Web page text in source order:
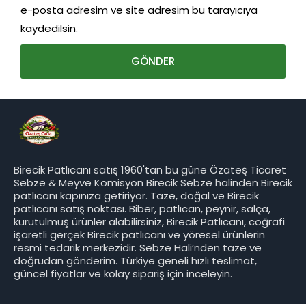
e-posta adresim ve site adresim bu tarayıcıya
kaydedilsin.
Birecik Patlıcanı satış 1960'tan bu güne Özateş Ticaret
Sebze & Meyve Komisyon Birecik Sebze halinden Birecik
patlıcanı kapınıza getiriyor. Taze, doğal ve Birecik
patlıcanı satış noktası. Biber, patlıcan, peynir, salça,
kurutulmuş ürünler alabilirsiniz, Birecik Patlıcanı, coğrafi
işaretli gerçek Birecik patlıcanı ve yöresel ürünlerin
resmi tedarik merkezidir. Sebze Hali’nden taze ve
doğrudan gönderim. Türkiye geneli hızlı teslimat,
güncel fiyatlar ve kolay sipariş için inceleyin.